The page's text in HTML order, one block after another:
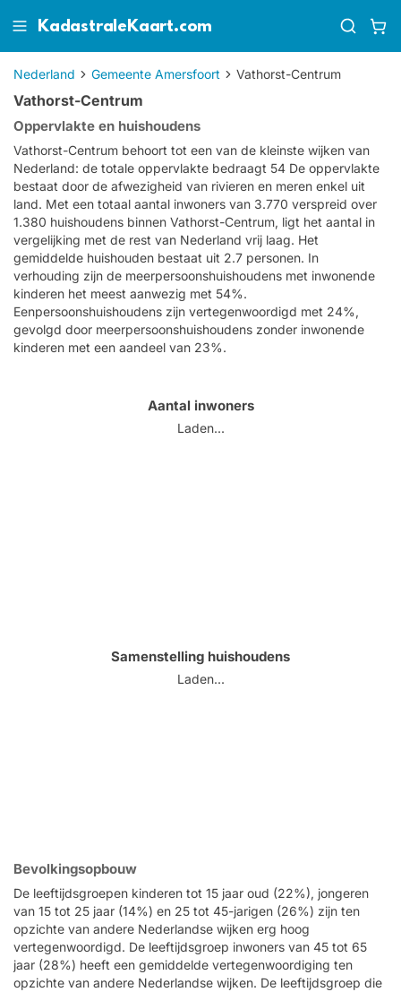
KadastraleKaart.com
Nederland Gemeente Amersfoort Vathorst-Centrum
Vathorst-Centrum
Oppervlakte en huishoudens
Vathorst-Centrum behoort tot een van de kleinste wijken van
Nederland: de totale oppervlakte bedraagt 54 De oppervlakte
bestaat door de afwezigheid van rivieren en meren enkel uit
land. Met een totaal aantal inwoners van 3.770 verspreid over
1.380 huishoudens binnen Vathorst-Centrum, ligt het aantal in
vergelijking met de rest van Nederland vrij laag. Het
gemiddelde huishouden bestaat uit 2.7 personen. In
verhouding zijn de meerpersoonshuishoudens met inwonende
kinderen het meest aanwezig met 54%.
Eenpersoonshuishoudens zijn vertegenwoordigd met 24%,
gevolgd door meerpersoonshuishoudens zonder inwonende
kinderen met een aandeel van 23%.
Aantal inwoners
Laden...
Samenstelling huishoudens
Laden...
Bevolkingsopbouw
De leeftijdsgroepen kinderen tot 15 jaar oud (22%), jongeren
van 15 tot 25 jaar (14%) en 25 tot 45-jarigen (26%) zijn ten
opzichte van andere Nederlandse wijken erg hoog
vertegenwoordigd. De leeftijdsgroep inwoners van 45 tot 65
jaar (28%) heeft een gemiddelde vertegenwoordiging ten
opzichte van andere Nederlandse wijken. De leeftijdsgroep die